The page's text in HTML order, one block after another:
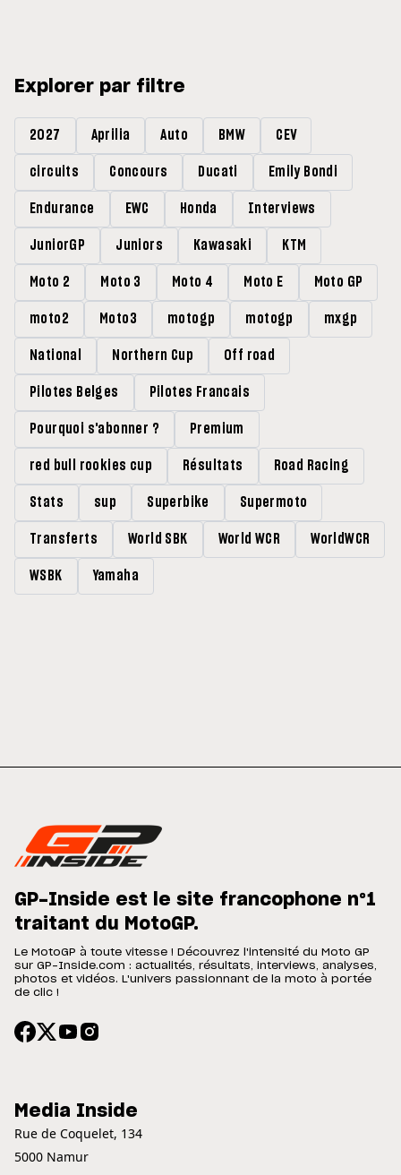
Explorer par filtre
2027 Aprilia Auto BMW CEV
circuits Concours Ducati Emily Bondi
Endurance EWC Honda Interviews
JuniorGP Juniors Kawasaki KTM
Moto 2 Moto 3 Moto 4 Moto E Moto GP
moto2 Moto3 motogp motogp mxgp
National Northern Cup Off road
Pilotes Belges Pilotes Francais
Pourquoi s'abonner ? Premium
red bull rookies cup Résultats Road Racing
Stats sup Superbike Supermoto
Transferts World SBK World WCR WorldWCR
WSBK Yamaha
GP-Inside est le site francophone n°1
traitant du MotoGP.
Le MotoGP à toute vitesse ! Découvrez l'intensité du Moto GP
sur GP-Inside.com : actualités, résultats, interviews, analyses,
photos et vidéos. L'univers passionnant de la moto à portée
de clic !
Media Inside
Rue de Coquelet, 134
5000 Namur